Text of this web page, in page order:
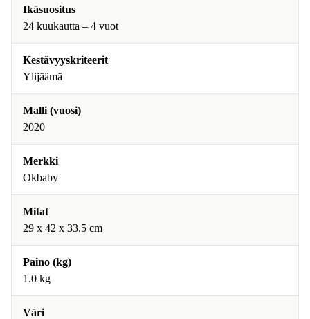
Ikäsuositus
24 kuukautta – 4 vuot
Kestävyyskriteerit
Ylijäämä
Malli (vuosi)
2020
Merkki
Okbaby
Mitat
29 x 42 x 33.5 cm
Paino (kg)
1.0 kg
Väri